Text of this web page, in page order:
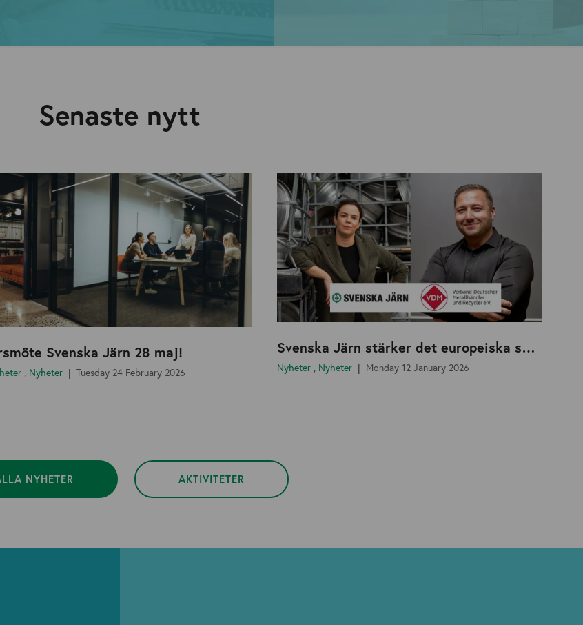
Senaste nytt
Svenska Järn 28 maj!
, Nyheter Tuesday 24 February 2026
Svenska Järn stärker det europeiska samarbetet med VDM och startar en nordisk arbetsgrupp
Nyheter Nyheter Monday 12 January 2026
NYHETER AKTIVITETER